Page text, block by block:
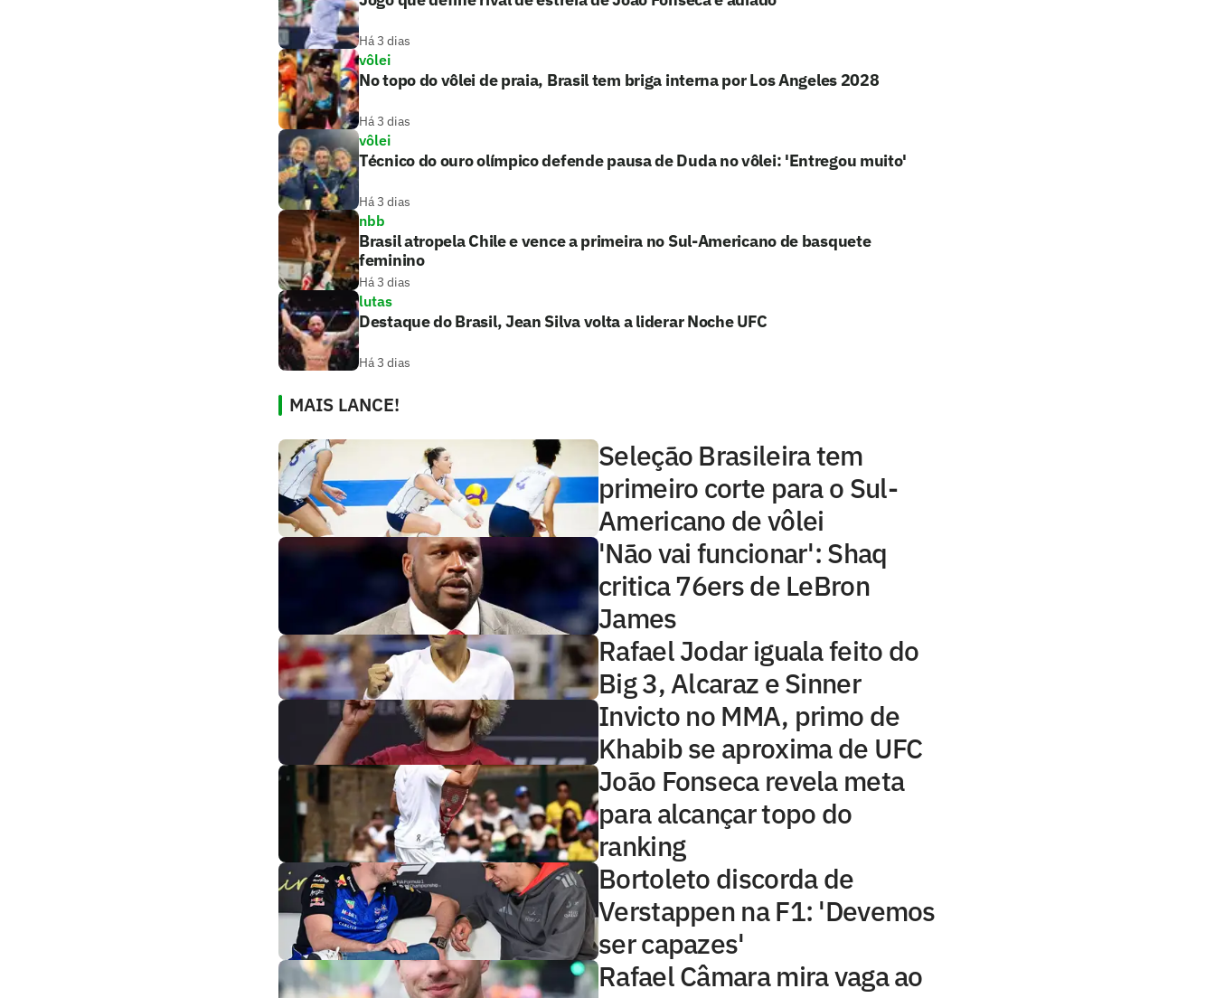
Há 3 dias
vôlei
No topo do vôlei de praia, Brasil tem briga interna por Los Angeles 2028
Há 3 dias
vôlei
Técnico do ouro olímpico defende pausa de Duda no vôlei: 'Entregou muito'
Há 3 dias
nbb
Brasil atropela Chile e vence a primeira no Sul-Americano de basquete
feminino
Há 3 dias
lutas
Destaque do Brasil, Jean Silva volta a liderar Noche UFC
Há 3 dias
MAIS LANCE!
Seleção Brasileira tem
primeiro corte para o Sul-
Americano de vôlei
'Não vai funcionar': Shaq
critica 76ers de LeBron
James
Rafael Jodar iguala feito do
Big 3, Alcaraz e Sinner
Invicto no MMA, primo de
Khabib se aproxima de UFC
João Fonseca revela meta
para alcançar topo do
ranking
Bortoleto discorda de
Verstappen na F1: 'Devemos
ser capazes'
Rafael Câmara mira vaga ao